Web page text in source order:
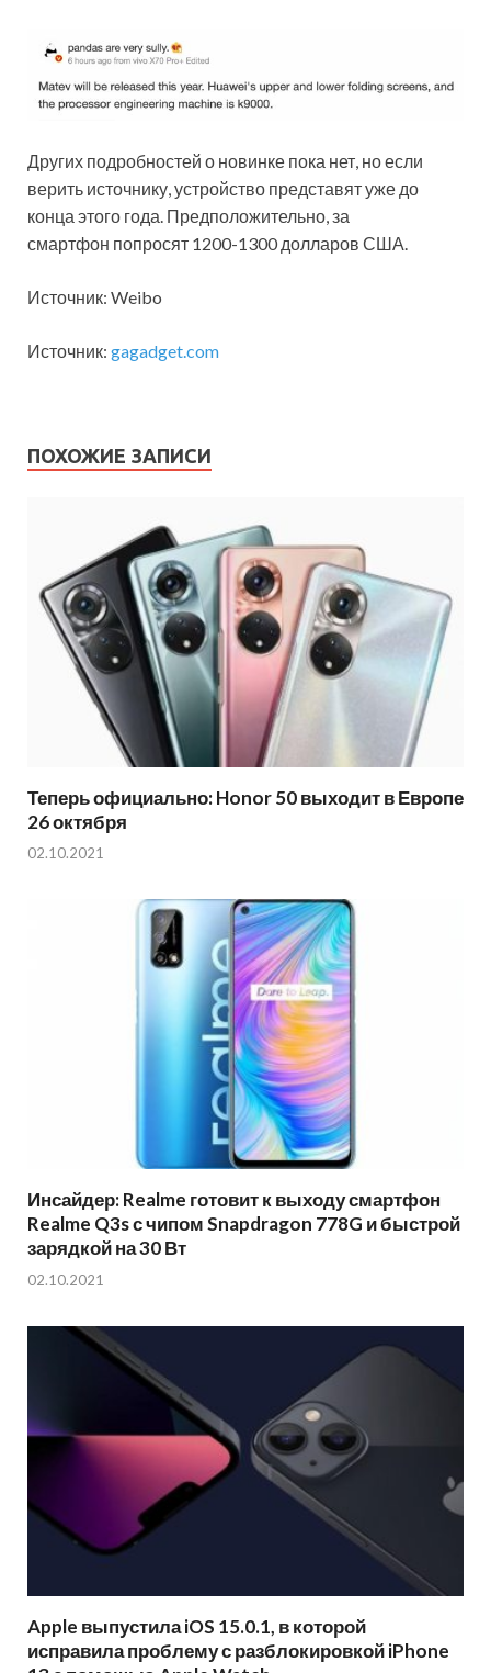
Других подробностей о новинке пока нет, но если
верить источнику, устройство представят уже до
конца этого года. Предположительно, за
смартфон попросят 1200-1300 долларов США.
Источник: Weibo
Источник: gagadget.com
ПОХОЖИЕ ЗАПИСИ
Теперь официально: Honor 50 выходит в Европе
26 октября
02.10.2021
Инсайдер: Realme готовит к выходу смартфон
Realme Q3s с чипом Snapdragon 778G и быстрой
зарядкой на 30 Вт
02.10.2021
Apple выпустила iOS 15.0.1, в которой
исправила проблему с разблокировкой iPhone